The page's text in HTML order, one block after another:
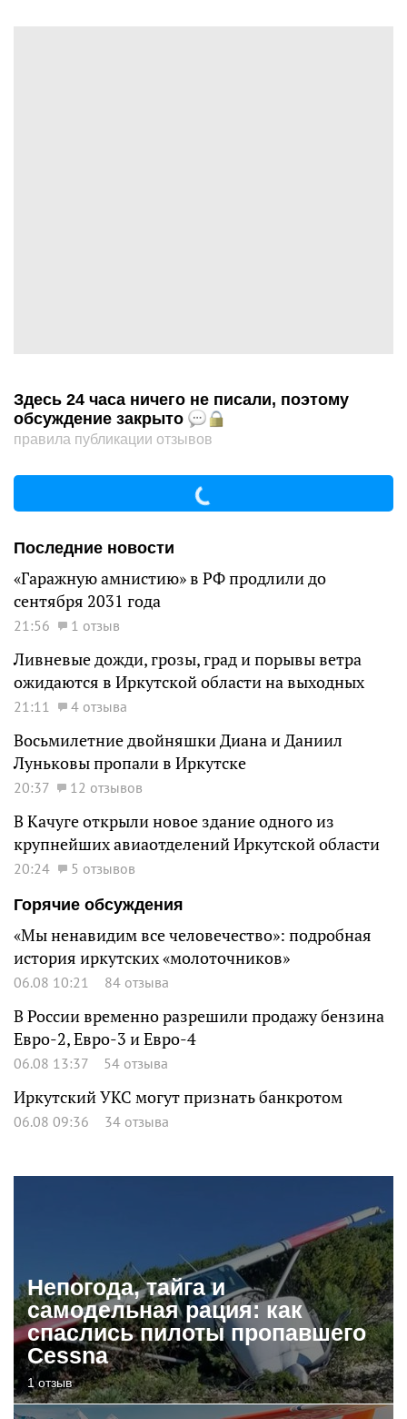
Здесь 24 часа ничего не писали, поэтому
обсуждение закрыто
правила публикации отзывов
Последние новости
«Гаражную амнистию» в РФ продлили до
сентября 2031 года
21:56 1 отзыв
Ливневые дожди, грозы, град и порывы ветра
ожидаются в Иркутской области на выходных
21:11 4 отзыва
Восьмилетние двойняшки Диана и Даниил
Луньковы пропали в Иркутске
20:37 12 отзывов
В Качуге открыли новое здание одного из
крупнейших авиаотделений Иркутской области
20:24
5 отзывов
Горячие обсуждения
«Мы ненавидим все человечество»: подробная
история иркутских «молоточников»
06.08 10:21 84 отзыва
В России временно разрешили продажу бензина
Евро-2, Евро-3 и Евро-4
06.08 13:37 54 отзыва
Иркутский УКС могут признать банкротом
06.08 09:36 34 отзыва
Непогода, тайга и
самодельная рация: как
спаслись пилоты пропавшего
Cessna
1 отзыв